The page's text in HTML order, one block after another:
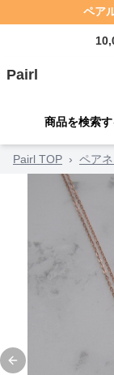
ペア
Pairl
商品を検索す
Pairl TOP › ペア
Previous slide